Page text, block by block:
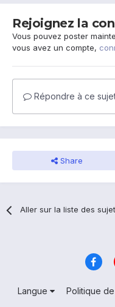
Rejoignez la
Vous pouvez poster
vous avez un compte,
Répondre à ce
Share
Aller sur la liste des
Langue Politique